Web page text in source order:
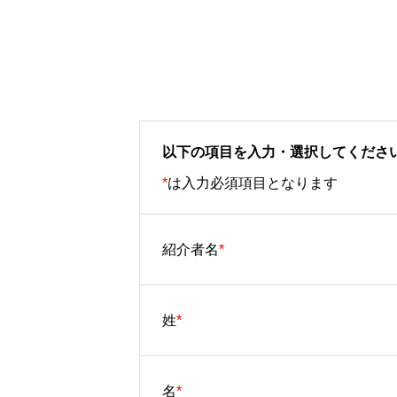
以下の項目を入力・選択してくださ
*は入力必須項目となります
紹介者名*
姓*
名*